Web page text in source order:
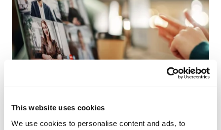
This website uses cookies
We use cookies to personalise content and ads, to
Теми та дати серії вебінарів у другій половині 2024
року остаточно визначені, і зараз відкрита реєстрація